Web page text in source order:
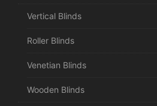
Vertical Blinds
Roller Blinds
Venetian Blinds
Wooden Blinds